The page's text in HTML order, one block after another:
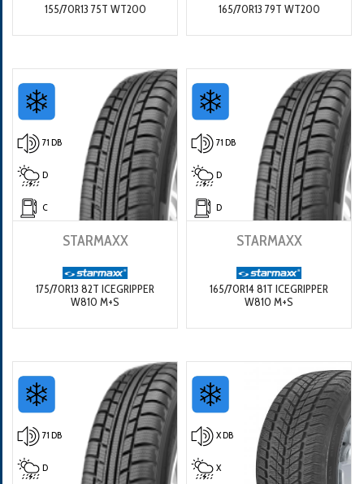
155/70R13 75T WT200 165/70R13 79T WT200
71 DB
D
C
STARMAXX
175/70R13 82T ICEGRIPPER
W810 M+S
71 DB
D
D
STARMAXX
165/70R14 81T ICEGRIPPER
W810 M+S
71 DB
D
X DB
X